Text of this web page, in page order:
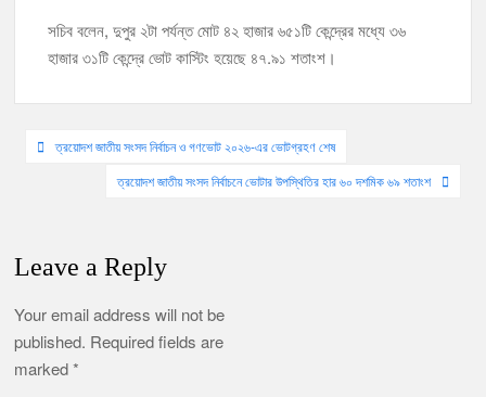
সচিব বলেন, দুপুর ২টা পর্যন্ত মোট ৪২ হাজার ৬৫১টি কেন্দ্রের মধ্যে ৩৬
হাজার ৩১টি কেন্দ্রে ভোট কাস্টিং হয়েছে ৪৭.৯১ শতাংশ।
Post
navigation
ত্রয়োদশ জাতীয় সংসদ নির্বাচন ও গণভোট ২০২৬-এর ভোটগ্রহণ শেষ
ত্রয়োদশ জাতীয় সংসদ নির্বাচনে ভোটার উপস্থিতির হার ৬০ দশমিক ৬৯ শতাংশ
Leave a Reply
Your email address will not be
published. Required fields are
marked*